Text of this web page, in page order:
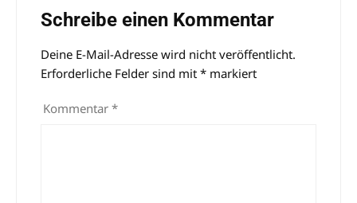
Schreibe einen Kommentar
Deine E-Mail-Adresse wird nicht veröffentlicht.
Erforderliche Felder sind mit * markiert
Kommentar *
Alternative: